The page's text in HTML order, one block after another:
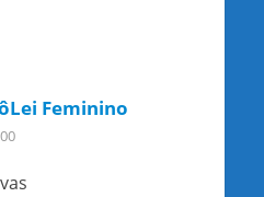
Feminino